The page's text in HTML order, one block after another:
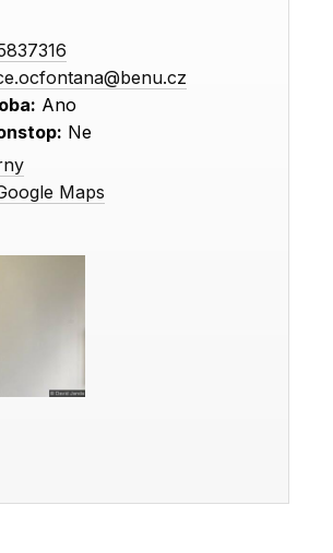
Ano
Ne
Maps